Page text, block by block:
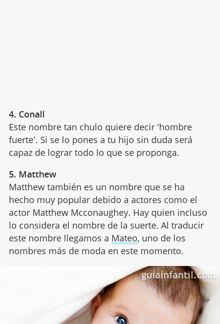
4. Conall
Este nombre tan chulo quiere decir 'hombre
fuerte'. Si se lo pones a tu hijo sin duda será
capaz de lograr todo lo que se proponga.
5. Matthew
Matthew también es un nombre que se ha
hecho muy popular debido a actores como el
actor Matthew Mcconaughey. Hay quien incluso
lo considera el nombre de la suerte. Al traducir
este nombre llegamos a Mateo, uno de los
nombres más de moda en este momento.